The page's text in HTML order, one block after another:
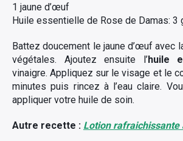
1 jaune d’œuf
Huile essentielle de Rose de Damas: 3
Battez doucement le jaune d’œuf avec
végétales. Ajoutez ensuite l’huile
vinaigre. Appliquez sur le visage et le
minutes puis rincez à l’eau claire.
appliquer votre huile de soin.
Autre recette : Lotion rafraichissante